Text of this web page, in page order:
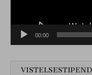
00:00